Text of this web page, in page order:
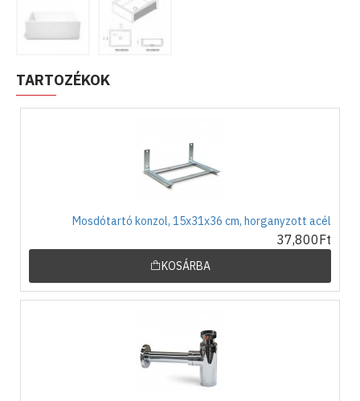
TARTOZÉKOK
Mosdótartó konzol, 15x31x36 cm, horganyzott acél
37,800Ft
KOSÁRBA